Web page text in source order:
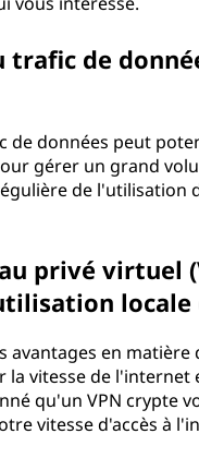
de
de données peut
gérer un grand
de
privé virtuel
avantages en
la vitesse de
qu'un VPN crypte
vitesse d'accès à